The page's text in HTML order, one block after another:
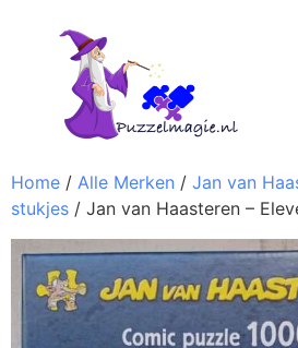
Home / Alle Merken / Jan van
stukjes / Jan van Haasteren –